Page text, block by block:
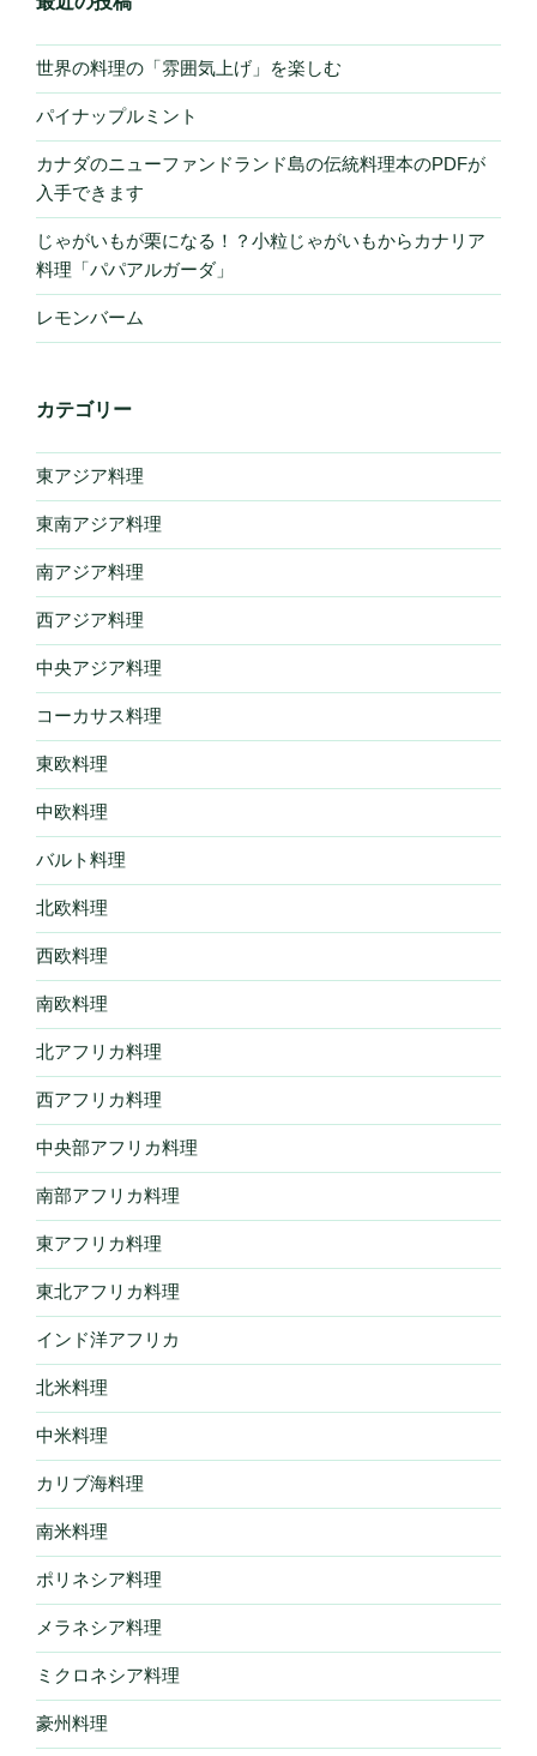
世界の料理の「雰囲気上げ」を楽しむ
パイナップルミント
カナダのニューファンドランド島の伝統料理本のPDFが
入手できます
じゃがいもが栗になる！？小粒じゃがいもからカナリア
料理「パパアルガーダ」
レモンバーム
カテゴリー
東アジア料理
東南アジア料理
南アジア料理
西アジア料理
中央アジア料理
コーカサス料理
東欧料理
中欧料理
バルト料理
北欧料理
西欧料理
南欧料理
北アフリカ料理
西アフリカ料理
中央部アフリカ料理
南部アフリカ料理
東アフリカ料理
東北アフリカ料理
インド洋アフリカ
北米料理
中米料理
カリブ海料理
南米料理
ポリネシア料理
メラネシア料理
ミクロネシア料理
豪州料理